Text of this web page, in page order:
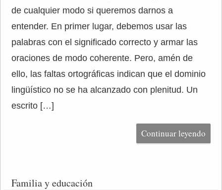
de cualquier modo si queremos darnos a
entender. En primer lugar, debemos usar las
palabras con el significado correcto y armar las
oraciones de modo coherente. Pero, amén de
ello, las faltas ortográficas indican que el dominio
lingüístico no se ha alcanzado con plenitud. Un
escrito […]
Continuar leyendo
Familia y educación